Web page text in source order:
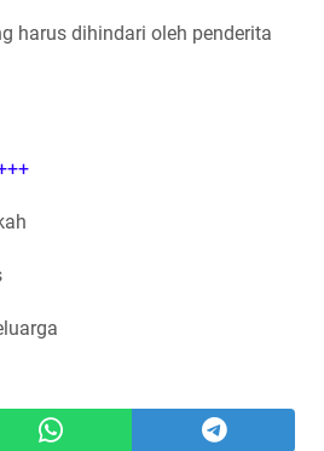
harus dihindari oleh penderita